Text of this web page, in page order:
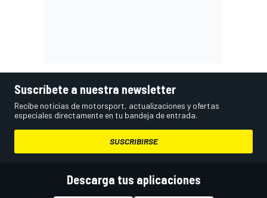
Suscríbete a nuestra newsletter
Recibe noticias de motorsport, actualizaciones y ofertas
especiales directamente en tu bandeja de entrada.
SUSCRIBIRSE
Descarga tus aplicaciones